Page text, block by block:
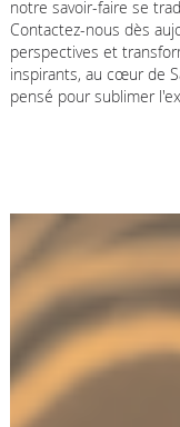
notre savoir-faire se
Contactez-nous dès
perspectives et
inspirants, au cœur de
pensé pour sublimer